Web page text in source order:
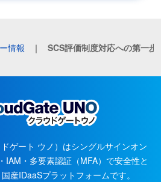
情報 ｜
ゲート ウノ）はシングルサインオン
IAM・多要素認証（MFA）で安全性と
産IDaaSプラットフォームです。